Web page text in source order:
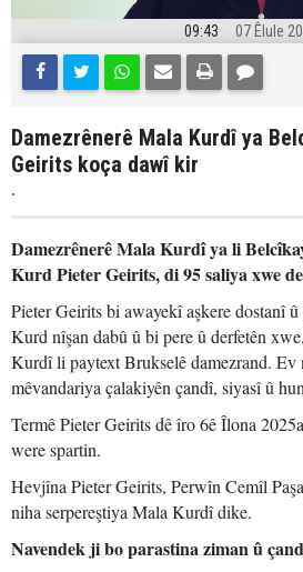
09:43 07 Êlule
Damezrênerê Mala Kurdî ya
Geirits koça dawî kir
.
Damezrênerê Mala Kurdî ya li
Kurd Pieter Geirits, di 95 saliya xwe
Pieter Geirits bi awayekî aşkere dostanî
Kurd nîşan dabû û bi pere û derfetên
Kurdî li paytext Brukselê damezrand. Ev
mêvandariya çalakiyên çandî, siyasî û
Termê Pieter Geirits dê îro 6ê Îlona
were spartin.
Hevjîna Pieter Geirits, Perwîn Cemîl
niha serpereştiya Mala Kurdî dike.
Navendek ji bo parastina ziman û